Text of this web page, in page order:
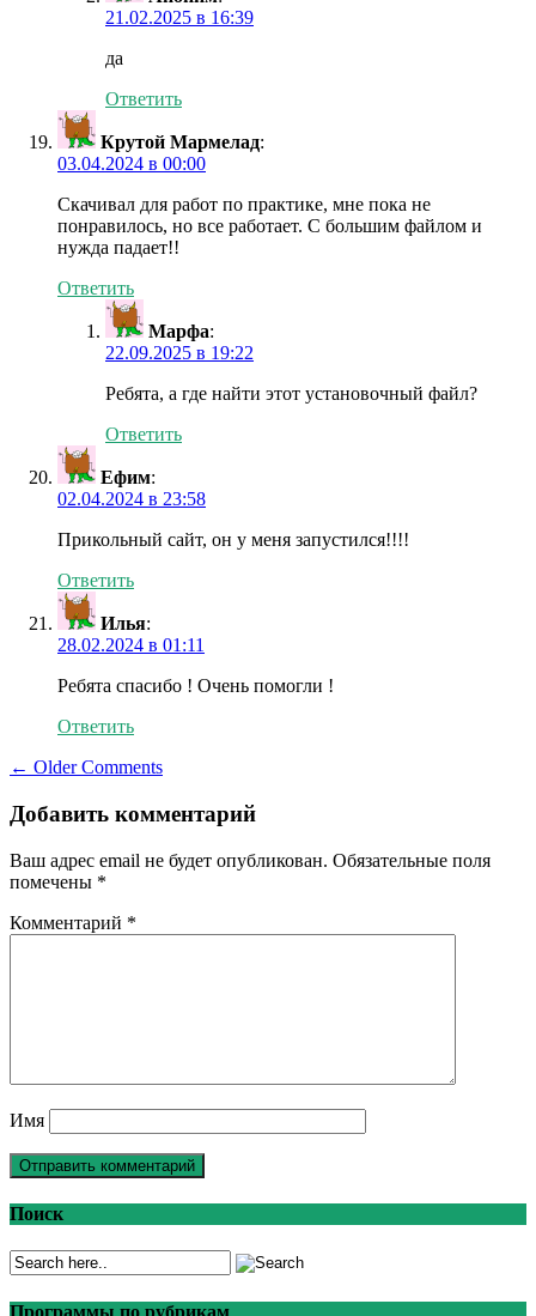
21.02.2025 в 16:39
да
Ответить
Крутой Мармелад:
03.04.2024 в 00:00
Скачивал для работ по практике, мне пока не
понравилось, но все работает. С большим файлом и
нужда падает!!
Ответить
Марфа:
22.09.2025 в 19:22
Ребята, а где найти этот установочный файл?
Ответить
Ефим:
02.04.2024 в 23:58
Прикольный сайт, он у меня запустился!!!!
Ответить
Илья:
28.02.2024 в 01:11
Ребята спасибо ! Очень помогли !
Ответить
Comment
navigation
← Older Comments
Добавить комментарий
Ваш адрес email не будет опубликован. Обязательные поля
помечены *
Комментарий *
Имя
Поиск
Программы по рубрикам